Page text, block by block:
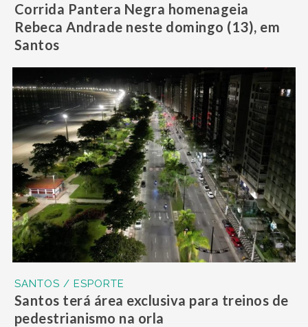
Corrida Pantera Negra homenageia
Rebeca Andrade neste domingo (13), em
Santos
SANTOS / ESPORTE
Santos terá área exclusiva para treinos de
pedestrianismo na orla